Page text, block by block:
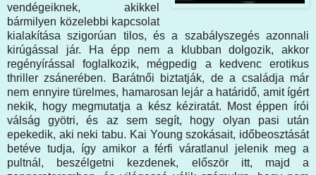
vendégeiknek, akikkel
bármilyen közelebbi kapcsolat
kialakítása szigorúan tilos, és a szabályszegés azonnali
kirúgással jár. Ha épp nem a klubban dolgozik, akkor
regényírással foglalkozik, mégpedig a kedvenc erotikus
thriller zsánerében. Barátnői biztatják, de a családja már
nem ennyire türelmes, hamarosan lejár a határidő, amit ígért
nekik, hogy megmutatja a kész kéziratát. Most éppen írói
válság gyötri, és az sem segít, hogy olyan pasi után
epekedik, aki neki tabu. Kai Young szokásait, időbeosztását
betéve tudja, így amikor a férfi váratlanul jelenik meg a
pultnál, beszélgetni kezdenek, először itt, majd a